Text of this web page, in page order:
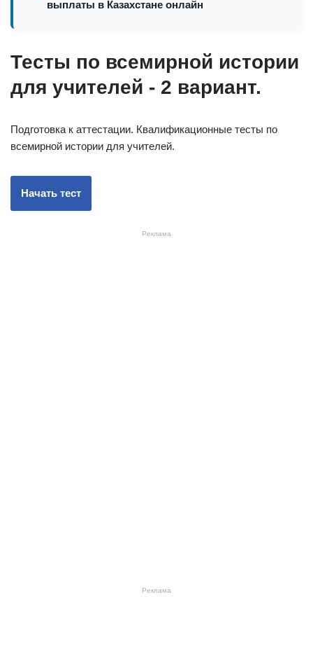
выплаты в Казахстане онлайн
Тесты по всемирной истории
для учителей - 2 вариант.
Подготовка к аттестации. Квалификационные тесты по
всемирной истории для учителей.
Реклама
Реклама